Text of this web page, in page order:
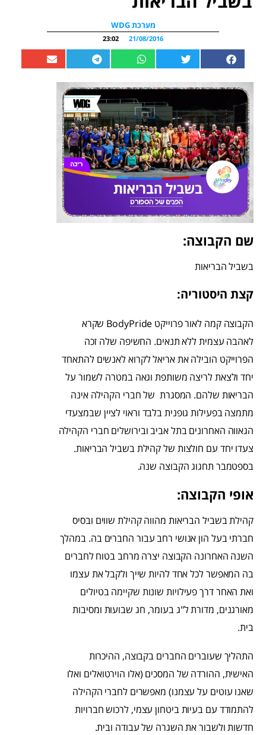
מערכת WDG
21/08/2016
23:02
שם הקבוצה:
בשביל הבריאות
קצת היסטוריה:
הקבוצה קמה לאור פרוייקט BodyPride שקרא
לאהבה עצמית ללא תנאים. החשיפה שלה זכה
הפרוייקט הובילה את אריאל לקרוא לאנשים להתאחד
יחד ולצאת לריצה משותפת וגאה במטרה לשמור על
הבריאות שלהם. המסגרת של חברי הקהילה אינה
מתמצה בפעילות גופנית בלבד וראוי לציין שבמצעדי
הגאווה האחרונים בתל אביב ובירושלים חברי הקהילה
צעדו יחד עם חולצות של קהילת בשביל הבריאות.
בספטמבר תחגוג הקבוצה שנה.
אופי הקבוצה:
קהילת בשביל הבריאות מהווה קהילת שווים ובסיס
חברתי בעל הון אנושי רחב עבור החברים בה. במהלך
השנה האחרונה הקבוצה יצרה מרחב בטוח לחברים
בה המאפשר לכל אחד להיות שייך ולקבל את עצמו
ואת האחר דרך פעילויות שונות שקיימה בטיולים
מאורגנים, מדורת ל"ג בעומר, חג שבועות ומסיבות
בית.
התהליך שעוברים החברים בקבוצה, ההיכרות
האישית, ההורדה של המסכים (אלו הוירטואלים ואלו
שאנו עוטים על עצמנו) מאפשרים לחברי הקהילה
להתמודד עם בעיות ביטחון עצמי, לרכוש חברויות
חדשות ולשבור את השגרה של עבודה ובית.